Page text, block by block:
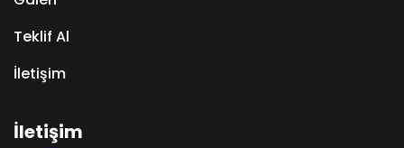
Teklif Al
İletişim
İletişim